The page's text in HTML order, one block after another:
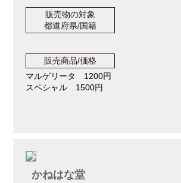
販売物の対象
都道府県/国籍
販売商品/価格
マルゲリータ 1200円
スペシャル 1500円
かねはな堂